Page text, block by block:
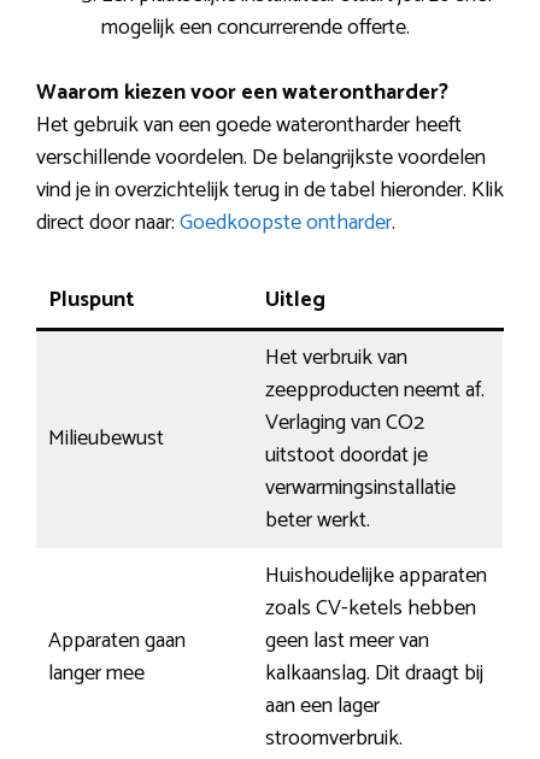
mogelijk een concurrerende offerte.
Waarom kiezen voor een waterontharder?
Het gebruik van een goede waterontharder heeft
verschillende voordelen. De belangrijkste voordelen
vind je in overzichtelijk terug in de tabel hieronder. Klik
direct door naar:Goedkoopste ontharder.
Pluspunt Uitleg
Milieubewust
Het verbruik van
zeepproducten neemt af.
Verlaging van CO2
uitstoot doordat je
verwarmingsinstallatie
beter werkt.
Apparaten gaan
langer mee
Huishoudelijke apparaten
zoals CV-ketels hebben
geen last meer van
kalkaanslag. Dit draagt bij
aan een lager
stroomverbruik.